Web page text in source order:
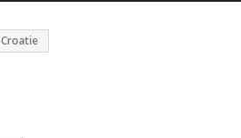
Croatie